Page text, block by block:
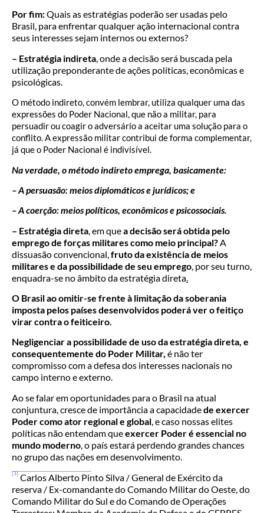
Por fim:Quais as estratégias poderão ser usadas pelo
Brasil, para enfrentar qualquer ação internacional contra
seus interesses sejam internos ou externos?
– Estratégia indireta , ondea decisão será buscada pela
utilização preponderante de ações políticas, econômicas e
psicológicas.
O método indireto, convém lembrar, utiliza qualquer uma das
expressões do Poder Nacional, que não a militar, para
persuadir ou coagir o adversário a aceitar uma solução para o
conflito. A expressão militar contribui de forma complementar,
já que o Poder Nacional é indivisível.
Na verdade, o método indireto emprega, basicamente:
– A persuasão: meios diplomáticos e jurídicos; e
– A coerção: meios políticos, econômicos e psicossociais.
– Estratégia direta , em quea decisão será obtida pelo
emprego de forças militares como meio principal? A
dissuasão convencional, fruto da existência de meios
militares e da possibilidade de seu emprego , por seu turno,
enquadra-se no âmbito da estratégia direta
O Brasil ao omitir-se frente à limitação da soberania
imposta pelos países desenvolvidos poderá ver o feitiço
virar contra o feiticeiro.
Negligenciar a possibilidade de uso da estratégia direta, e
consequentemente do Poder Militar, é não ter
compromisso com a defesa dos interesses nacionais no
campo interno e externo.
Ao se falar em oportunidades para o Brasil na atual
conjuntura, cresce de importância a capacidadede exercer
Poder como ator regional e global, e caso nossas elites
políticas não entendam queexercer Poderé essencial no
mundo moderno, o país estará perdendo grandes chances
no grupo das nações em desenvolvimento.
[1] Carlos Alberto Pinto Silva / General de Exército da
reserva / Ex-comandante do Comando Militar do Oeste, do
Comando Militar do Sul e do Comando de Operações